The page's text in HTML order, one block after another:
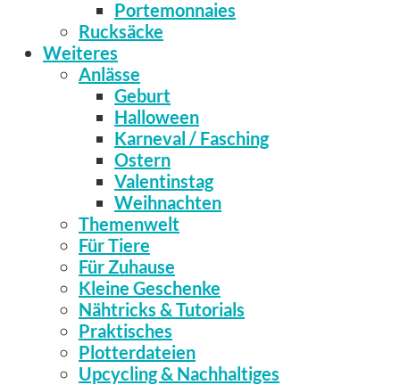
Portemonnaies
Rucksäcke
Weiteres
Anlässe
Geburt
Halloween
Karneval / Fasching
Ostern
Valentinstag
Weihnachten
Themenwelt
Für Tiere
Für Zuhause
Kleine Geschenke
Nähtricks & Tutorials
Praktisches
Plotterdateien
Upcycling & Nachhaltiges